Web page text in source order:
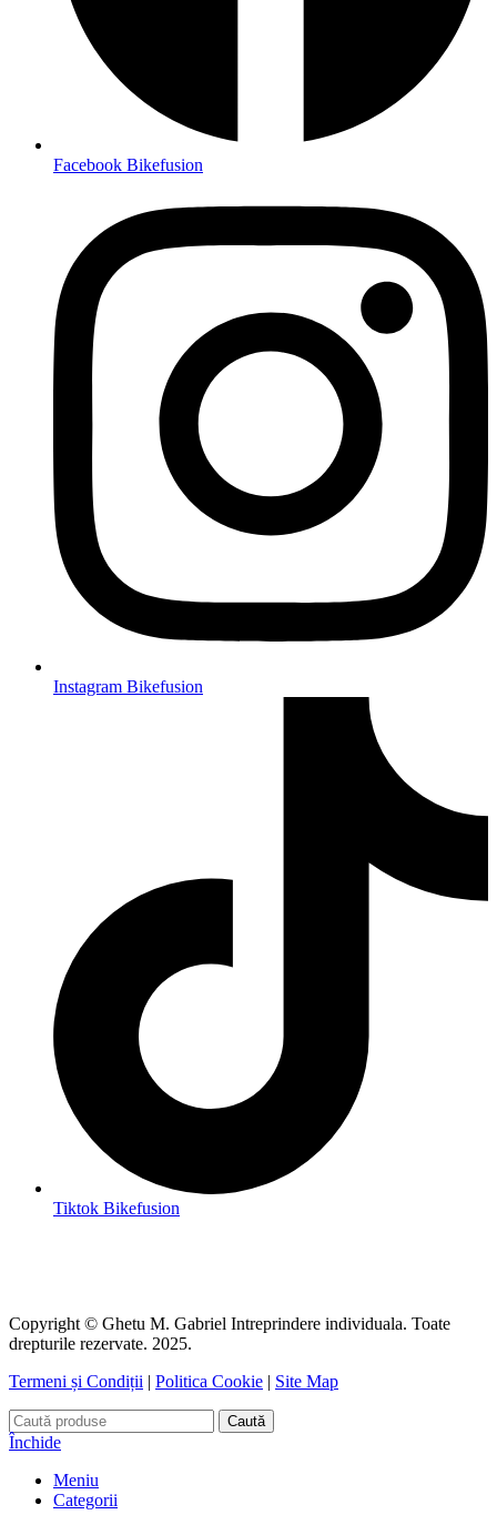
Facebook Bikefusion
Instagram Bikefusion
Tiktok Bikefusion
Copyright © Ghetu M. Gabriel Intreprindere individuala. Toate
drepturile rezervate. 2025.
Termeni și Condiții | Politica Cookie | Site Map
Caută
Închide
Meniu
Categorii